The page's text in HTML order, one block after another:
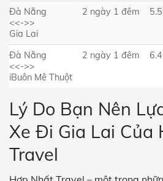
Đà Nẵng
<<->>
Gia Lai
2 ngày 1 đêm
Đà Nẵng
<<->>
iBuôn Mê Thuột
2 ngày 1 đêm
Lý Do Bạn Nên
Xe Đi Gia Lai Của
Travel